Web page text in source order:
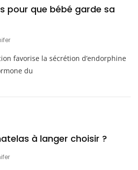
pour que bébé garde sa
favorise la sécrétion d’endorphine
du
à langer choisir ?